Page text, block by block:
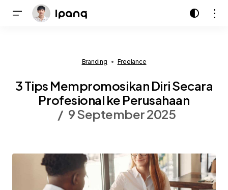
Branding Freelance
3 Tips Mempromosikan Diri Secara
Profesional ke Perusahaan
9 September 2025